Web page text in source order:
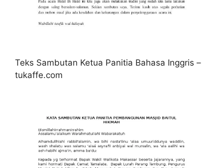
Teks Sambutan Ketua Panitia Bahasa Inggris –
tukaffe.com